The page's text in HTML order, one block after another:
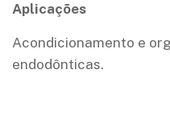
Aplicações
Acondicionamento e
endodônticas.